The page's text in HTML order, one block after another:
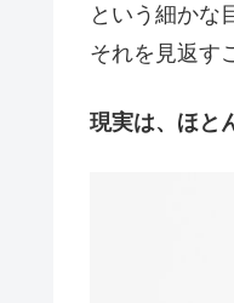
という細かな
それを見返す
現実は、ほと